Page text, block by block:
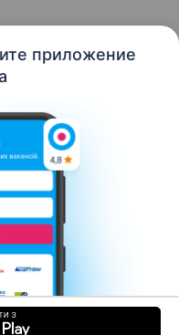
приложение
Карьера